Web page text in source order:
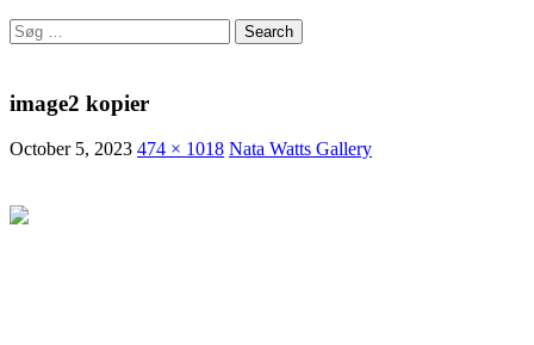
Search
for:
image2 kopier
October 5, 2023 474 × 1018 Nata Watts Gallery